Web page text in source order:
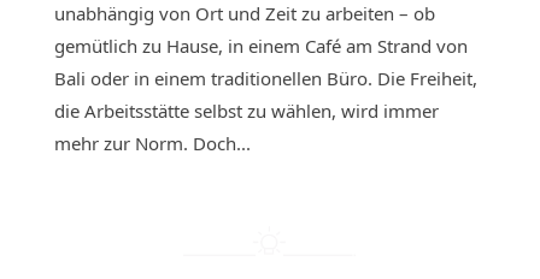
unabhängig von Ort und Zeit zu arbeiten – ob
gemütlich zu Hause, in einem Café am Strand von
Bali oder in einem traditionellen Büro. Die Freiheit,
die Arbeitsstätte selbst zu wählen, wird immer
mehr zur Norm. Doch...